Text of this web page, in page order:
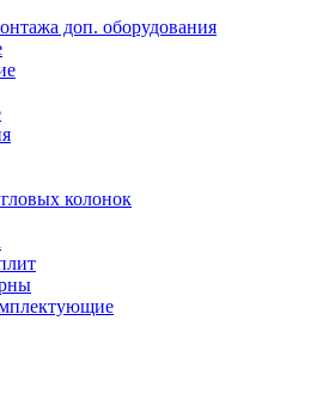
доп. оборудования
колонок